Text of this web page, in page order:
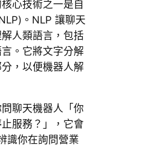
心技術之一是自
。NLP 讓聊天
人類語言，包括
。它將文字分解
，以便機器人解
聊天機器人「你
服務？」，它會
識你在詢問營業